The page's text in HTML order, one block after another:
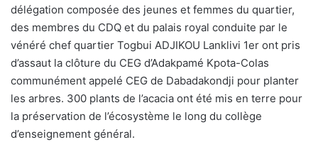
délégation composée des jeunes et femmes du quartier,
des membres du CDQ et du palais royal conduite par le
vénéré chef quartier Togbui ADJIKOU Lanklivi 1er ont pris
d’assaut la clôture du CEG d’Adakpamé Kpota-Colas
communément appelé CEG de Dabadakondji pour planter
les arbres. 300 plants de l’acacia ont été mis en terre pour
la préservation de l’écosystème le long du collège
d’enseignement général.